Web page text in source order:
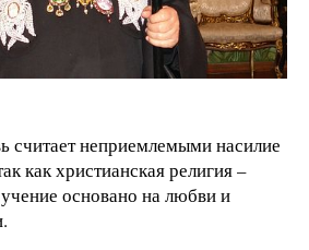
считает неприемлемыми насилие
как христианская религия –
основано на любви и